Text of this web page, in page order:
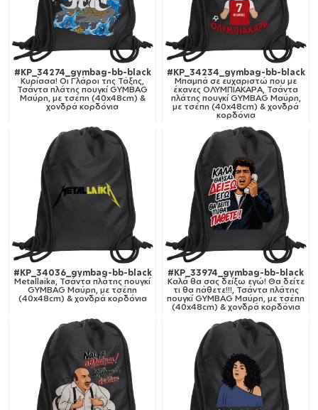
#KP_34274_gymbag-bb-black
Κυρίααα! Οι Γλάροι της Τάξης,
Τσάντα πλάτης πουγκί GYMBAG
Μαύρη, με τσέπη (40x48cm) &
χονδρά κορδόνια
#KP_34234_gymbag-bb-black
Μπαμπά σε ευχαριστώ που με
έκανες ΟΛΥΜΠΙΑΚΑΡΑ, Τσάντα
πλάτης πουγκί GYMBAG Μαύρη,
με τσέπη (40x48cm) & χονδρά
κορδόνια
#KP_34036_gymbag-bb-black
Metallaika, Τσάντα πλάτης πουγκί
GYMBAG Μαύρη, με τσέπη
(40x48cm) & χονδρά κορδόνια
#KP_33974_gymbag-bb-black
Καλά θα σας δείξω εγώ! Θα δείτε
τι θα πάθετε!!!, Τσάντα πλάτης
πουγκί GYMBAG Μαύρη, με τσέπη
(40x48cm) & χονδρά κορδόνια